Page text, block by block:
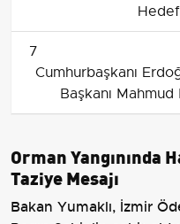
7
Cumhurbaşkanı
Başkanı
Orman Yangınında
Taziye Mesajı
Bakan Yumaklı, İzmir